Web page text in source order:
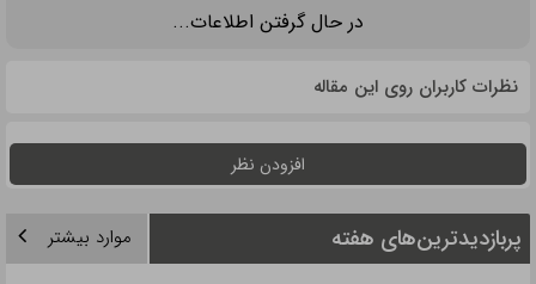
در حال گرفتن اطلاعات...
نظرات کاربران روی این مقاله
افزودن نظر
پربازدیدترین‌های هفته موارد بیشتر